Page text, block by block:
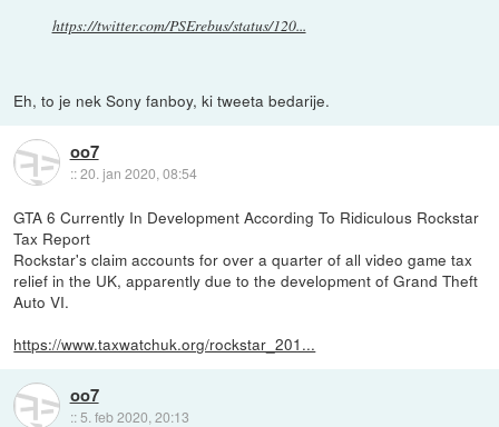
https://twitter.com/PSErebus/status/120...
Eh, to je nek Sony fanboy, ki tweeta bedarije.
oo7
::20. jan 2020, 08:54
GTA 6 Currently In Development According To Ridiculous Rockstar
Tax Report
Rockstar's claim accounts for over a quarter of all video game tax
relief in the UK, apparently due to the development of Grand Theft
Auto VI.
https://www.taxwatchuk.org/rockstar_201...
oo7
:: 5. feb 2020, 20:13